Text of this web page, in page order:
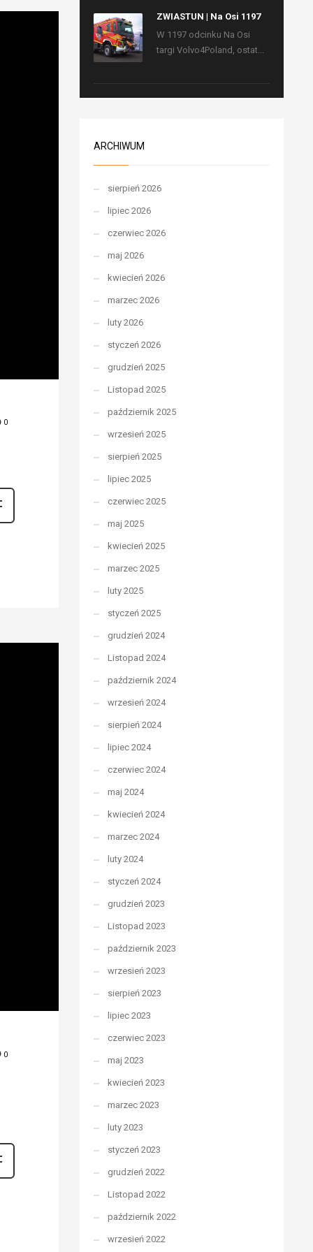
0
0
ZWIASTUN | Na Osi 1197
W 1197 odcinku Na Osi
targi Volvo4Poland, ostat...
ARCHIWUM
sierpień 2026
lipiec 2026
czerwiec 2026
maj 2026
kwiecień 2026
marzec 2026
luty 2026
styczeń 2026
grudzień 2025
Listopad 2025
październik 2025
wrzesień 2025
sierpień 2025
lipiec 2025
czerwiec 2025
maj 2025
kwiecień 2025
marzec 2025
luty 2025
styczeń 2025
grudzień 2024
Listopad 2024
październik 2024
wrzesień 2024
sierpień 2024
lipiec 2024
czerwiec 2024
maj 2024
kwiecień 2024
marzec 2024
luty 2024
styczeń 2024
grudzień 2023
Listopad 2023
październik 2023
wrzesień 2023
sierpień 2023
lipiec 2023
czerwiec 2023
maj 2023
kwiecień 2023
marzec 2023
luty 2023
styczeń 2023
grudzień 2022
Listopad 2022
październik 2022
wrzesień 2022